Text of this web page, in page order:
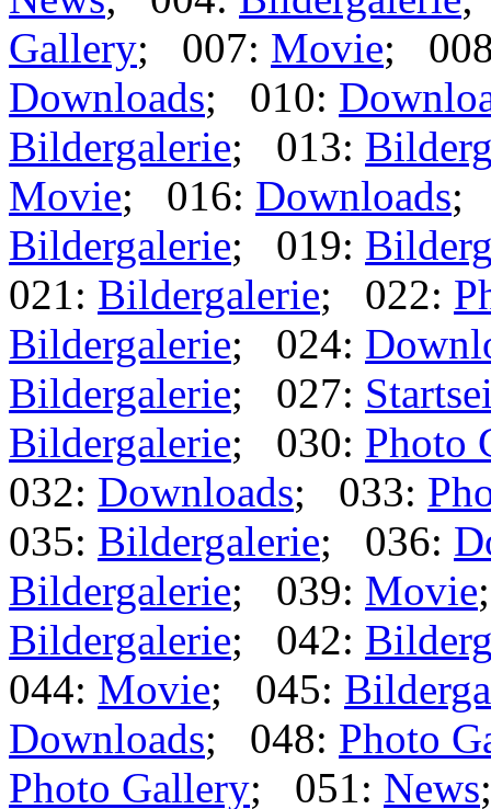
Gallery; 007: Movie;
Downloads; 010:
Bildergalerie; 013:
Movie; 016: Downloads;
Bildergalerie; 019:
021: Bildergalerie; 022:
Bildergalerie; 024:
Bildergalerie; 027:
Bildergalerie; 030: Photo
032: Downloads; 033:
035: Bildergalerie; 036:
Bildergalerie; 039: Movie
Bildergalerie; 042:
044: Movie; 045:
Downloads; 048: Photo
Photo Gallery; 051: News